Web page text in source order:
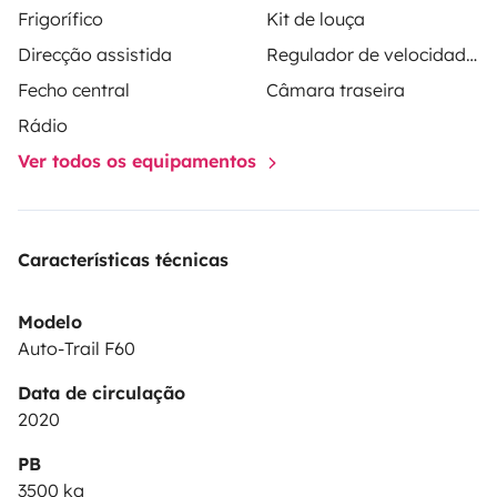
Frigorífico
Kit de louça
Direcção assistida
Regulador de velocidade / Cruise Control
Fecho central
Câmara traseira
Rádio
Ver todos os equipamentos
Características técnicas
Modelo
Auto-Trail F60
Data de circulação
2020
PB
3500 kg